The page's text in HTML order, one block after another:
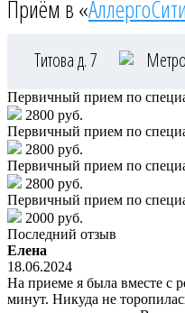
Приём в «АллергоСити
Титова д. 7
Первичный прием по
2800 руб.
Первичный прием по
2800 руб.
Первичный прием по
2800 руб.
Первичный прием по
2000 руб.
Последний отзыв
Елена
18.06.2024
На приеме я была вместе с
минут. Никуда не